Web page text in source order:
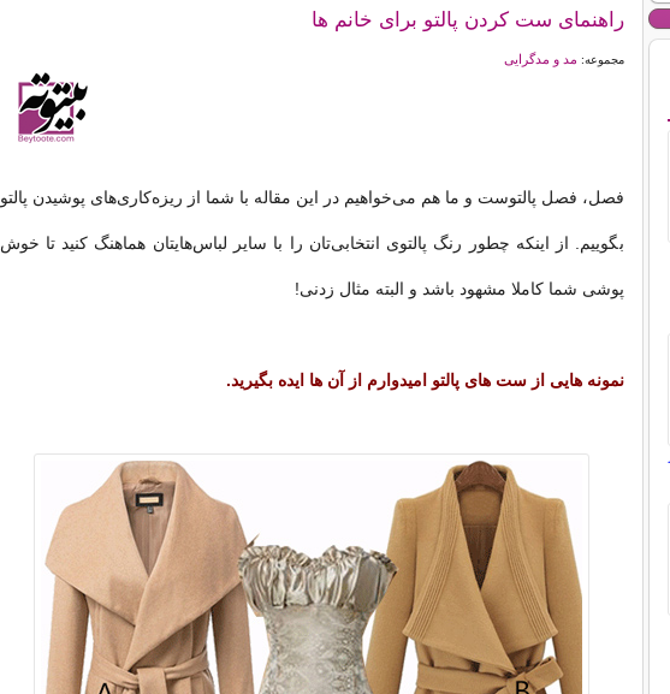
راهنمای ست کردن پالتو برای خانم ها
مجموعه: مد و مدگرایی
فصل، فصل پالتوست و ما هم می‌خواهیم در این مقاله با شما از ریزه‌کاری‌های پوشیدن پالتو
بگوییم. از اینکه چطور رنگ پالتوی انتخابی‌تان را با سایر لباس‌هایتان هماهنگ کنید تا خوش
پوشی شما کاملا مشهود باشد و البته مثال زدنی!
نمونه هایی از ست های پالتو امیدوارم از آن ها ایده بگیرید.